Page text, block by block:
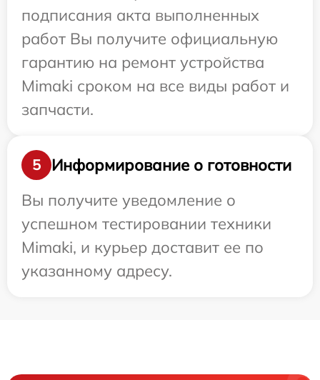
подписания акта выполненных
работ Вы получите официальную
гарантию на ремонт устройства
Mimaki сроком на все виды работ и
запчасти.
5
Информирование о готовности
Вы получите уведомление о
успешном тестировании техники
Mimaki, и курьер доставит ее по
указанному адресу.